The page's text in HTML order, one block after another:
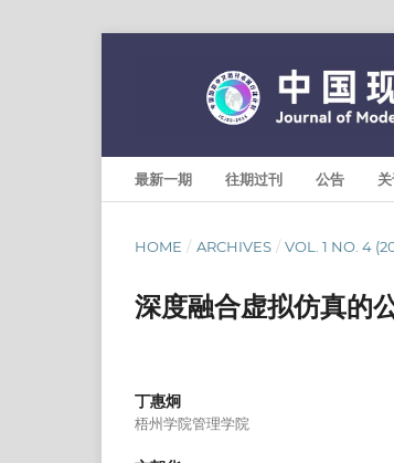
最新一期 往期过刊 公告
HOME / ARCHIVES / VOL. 1 NO. 4
深度融合虚拟仿真的
丁惠炯
梧州学院管理学院